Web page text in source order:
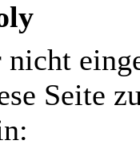
nicht
Seite